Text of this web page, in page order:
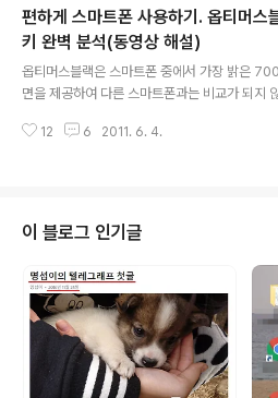
서 WiFi vs 3G, 얼마나 차이날까? 무료 와이파
존 U+zone과 무선인터넷 속도측정 요즘 WiFi
플러스존, KT 무선인터넷존, SKT 무선인터넷
나 회사에서 사용하는 무선 AP 등, 도시에서는
이용이 가능할 정도로 무선인터넷존이 많다. 하
는 접속이 쉬운 만큼 보안에 취약하다. 간단한 장
편하게 스마트폰 사용하기. 옵티머스
키 완벽 분석(동영상 해설)
옵티머스블랙은 스마트폰 중에서 가장 밝은
면을 제공하여 다른 스마트폰과는 비교가 되지
들어오는 크기와 시크한 디자인이 무척 마음에 든
하기가 불편할 때나 두손을 사용하기 어려울 때
이동할 수 있다. G키는 전화받기/끊기, 카메라 사
앨범, 웹브라우저 등에서 편리하게 이용할 수 있
가 아닌 물리적인 버튼으로 되어 있어서 장갑을
겨울에도 편리하게 이용할 수 있다. G키로 할 수
무엇인지 한가지씩 동영..
12 6 2011. 6. 4.
이 블로그 인기글